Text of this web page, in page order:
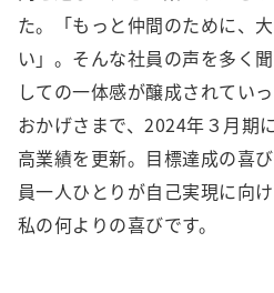
た。「もっと仲間のために、
い」。そんな社員の声を多く
しての一体感が醸成されていっ
おかげさまで、2024年３月期
高業績を更新。目標達成の喜
員一人ひとりが自己実現に向
私の何よりの喜びです。